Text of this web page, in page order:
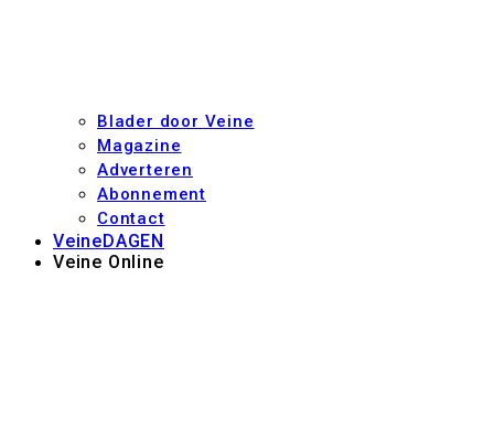
Blader door Veine
Magazine
Adverteren
Abonnement
Contact
VeineDAGEN
Veine Online